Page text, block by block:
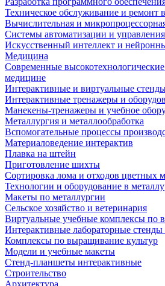
Техническое обслуживание и ремонт
Вычислительная и
Системы автоматизации и управления
Искусственный интеллект и
Медицина
Современные
медицине
Интерактивные и виртуальные
Интерактивные тренажеры и
Манекены-тренажеры и учебное
Металлургия и металлообработка
Вспомогательные процессы
Материаловедение интерактив
Плавка на штейн
Приготовление шихты
Сортировка лома и отходов цветных
Технологии и оборудование в
Макеты по металлургии
Сельское хозяйство и ветеринария
Виртуальные учебные комплексы по
Интерактивные лабораторные
Комплексы по выращивание культур
Модели и учебные макеты
Стенд-планшеты интерактивные
Строительство
Архитектура